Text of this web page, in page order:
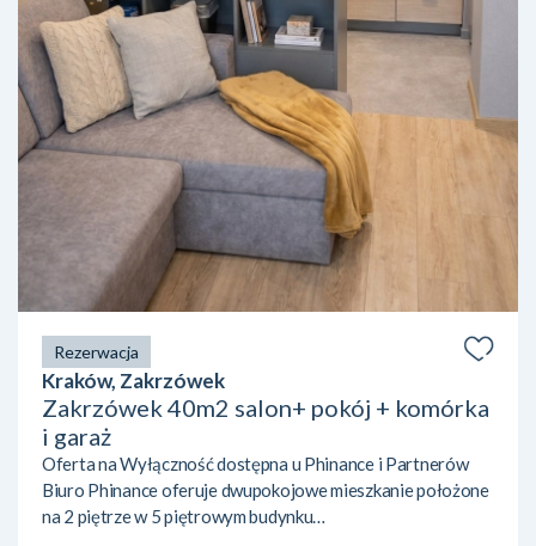
Rezerwacja
Kraków, Zakrzówek
Zakrzówek 40m2 salon+ pokój + komórka
i garaż
Oferta na Wyłączność dostępna u Phinance i Partnerów
Biuro Phinance oferuje dwupokojowe mieszkanie położone
na 2 piętrze w 5 piętrowym budynku